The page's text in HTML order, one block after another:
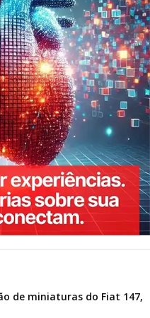
de miniaturas do Fiat 147,